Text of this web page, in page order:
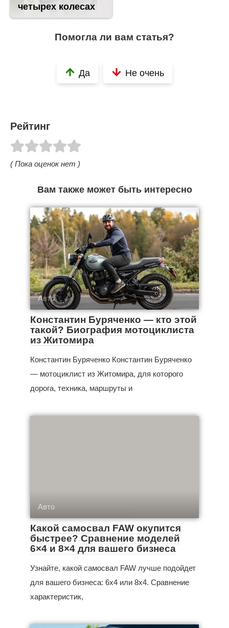
четырех колесах
Помогла ли вам статья?
Да Не очень
Рейтинг
( Пока оценок нет )
Вам также может быть интересно
Авто
Константин Буряченко — кто этой
такой? Биография мотоциклиста
из Житомира
Константин Буряченко Константин Буряченко
— мотоциклист из Житомира, для которого
дорога, техника, маршруты и
Авто
Какой самосвал FAW окупится
быстрее? Сравнение моделей
6×4 и 8×4 для вашего бизнеса
Узнайте, какой самосвал FAW лучше подойдет
для вашего бизнеса: 6x4 или 8x4. Сравнение
характеристик,